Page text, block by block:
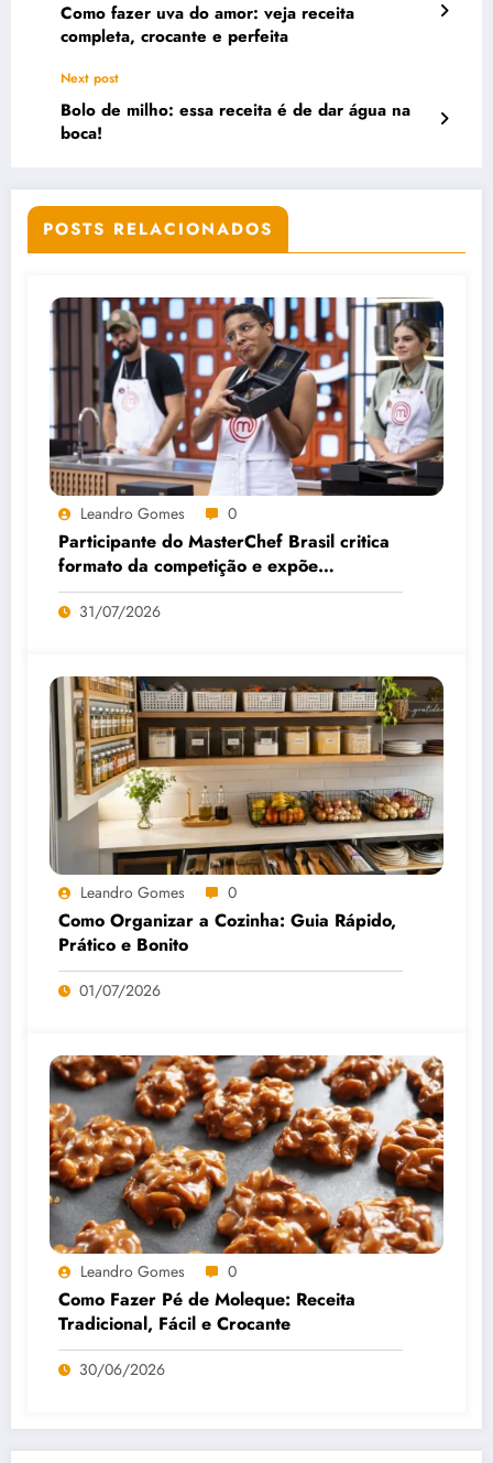
Como fazer uva do amor: veja receita
completa, crocante e perfeita
Next post
Bolo de milho: essa receita é de dar água na
boca!
POSTS RELACIONADOS
Leandro Gomes 0
Participante do MasterChef Brasil critica
formato da competição e expõe
bastidores
31/07/2026
Leandro Gomes 0
Como Organizar a Cozinha: Guia Rápido,
Prático e Bonito
01/07/2026
Leandro Gomes 0
Como Fazer Pé de Moleque: Receita
Tradicional, Fácil e Crocante
30/06/2026